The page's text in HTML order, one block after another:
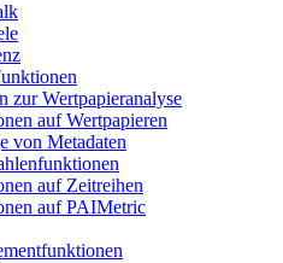
zur Wertpapieranalyse
auf Wertpapieren
von Metadaten
auf Zeitreihen
auf PAIMetric